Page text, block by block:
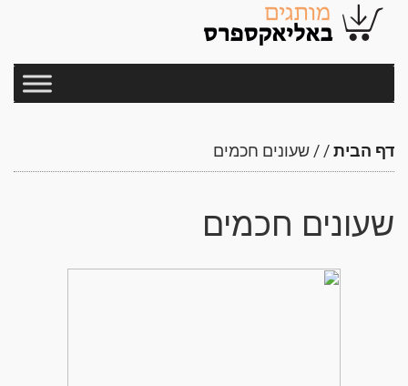
דף הבית/
/ שעונים חכמים
שעונים חכמים